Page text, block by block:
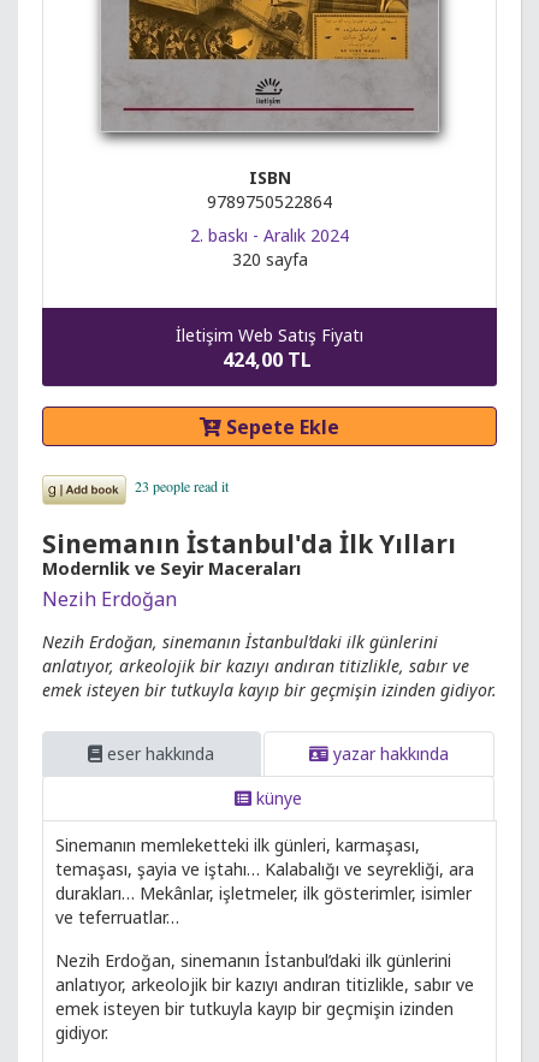
ISBN
9789750522864
2. baskı - Aralık 2024
320 sayfa
İletişim Web Satış Fiyatı
424,00 TL
Sepete Ekle
Sinemanın İstanbul'da İlk Yılları
Modernlik ve Seyir Maceraları
Nezih Erdoğan
Nezih Erdoğan, sinemanın İstanbul’daki ilk günlerini
anlatıyor, arkeolojik bir kazıyı andıran titizlikle, sabır ve
emek isteyen bir tutkuyla kayıp bir geçmişin izinden gidiyor.
eser hakkında
yazar hakkında
künye
Sinemanın memleketteki ilk günleri, karmaşası,
temaşası, şayia ve iştahı… Kalabalığı ve seyrekliği, ara
durakları… Mekânlar, işletmeler, ilk gösterimler, isimler
ve teferruatlar…
Nezih Erdoğan, sinemanın İstanbul’daki ilk günlerini
anlatıyor, arkeolojik bir kazıyı andıran titizlikle, sabır ve
emek isteyen bir tutkuyla kayıp bir geçmişin izinden
gidiyor.